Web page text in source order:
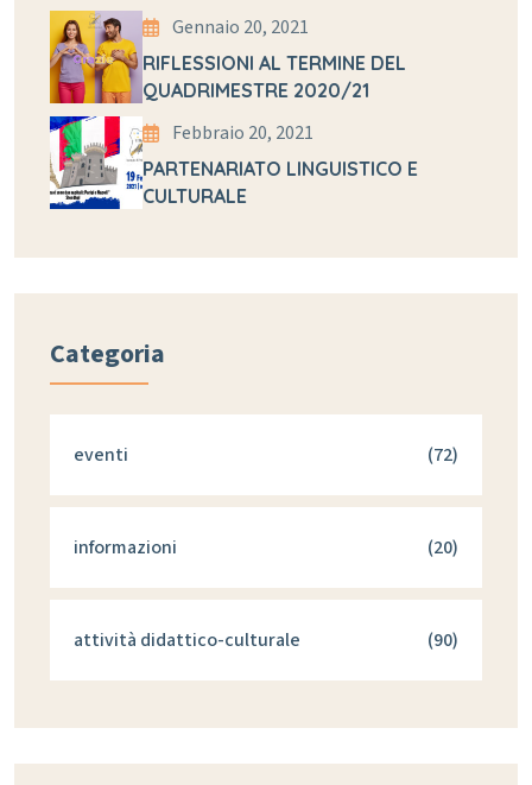
Gennaio 20, 2021
RIFLESSIONI AL TERMINE DEL
QUADRIMESTRE 2020/21
Febbraio 20, 2021
PARTENARIATO LINGUISTICO E
CULTURALE
Categoria
eventi (72)
informazioni (20)
attività didattico-culturale (90)